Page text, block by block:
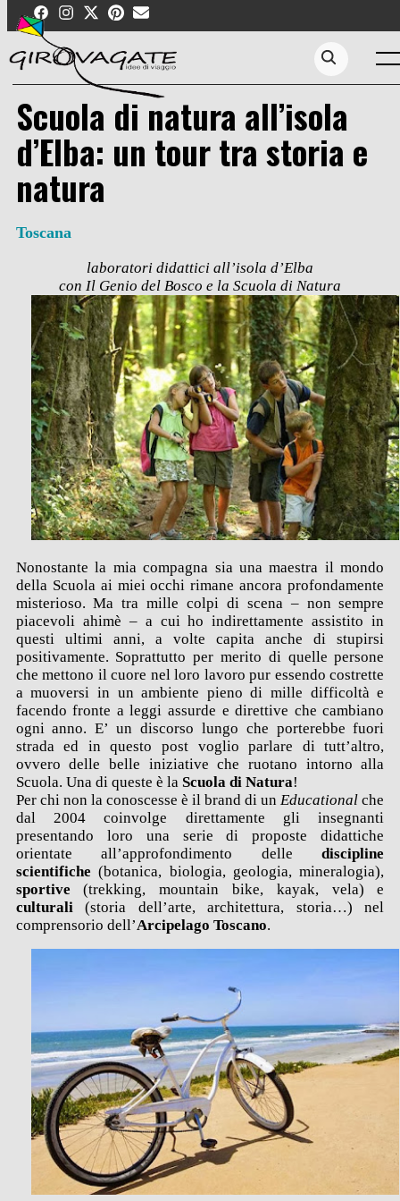
content
Search...
Scuola di natura all’isola
d’Elba: un tour tra storia e
natura
Toscana
laboratori didattici all’isola d’Elba
con Il Genio del Bosco e la Scuola di Natura
Nonostante la mia compagna sia una maestra il mondo
della Scuola ai miei occhi rimane ancora profondamente
misterioso. Ma tra mille colpi di scena – non sempre
piacevoli ahimè – a cui ho indirettamente assistito in
questi ultimi anni, a volte capita anche di stupirsi
positivamente. Soprattutto per merito di quelle persone
che mettono il cuore nel loro lavoro pur essendo costrette
a muoversi in un ambiente pieno di mille difficoltà e
facendo fronte a leggi assurde e direttive che cambiano
ogni anno. E’ un discorso lungo che porterebbe fuori
strada ed in questo post voglio parlare di tutt’altro,
ovvero delle belle iniziative che ruotano intorno alla
Scuola. Una di queste è la Scuola di Natura!
Per chi non la conoscesse è il brand di unEducationalche
dal 2004 coinvolge direttamente gli insegnanti
presentando loro una serie di proposte didattiche
orientate all’approfondimento dellediscipline
scientifiche(botanica, biologia, geologia, mineralogia),
sportive(trekking, mountain bike, kayak, vela) e
culturali(storia dell’arte, architettura, storia…) nel
comprensorio dell’Arcipelago Toscano.